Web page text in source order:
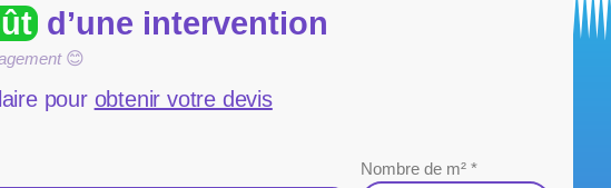
d’une intervention
😊
pour obtenir votre devis
Nombre de m² *